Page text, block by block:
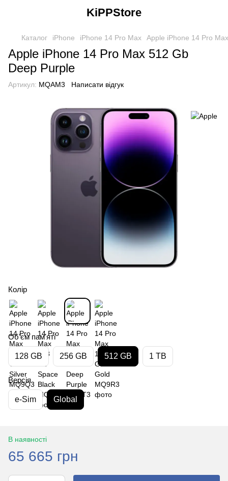
KiPPStore
Каталог iPhone iPhone 14 Pro Max Apple iPhone 14 Pro
Apple iPhone 14 Pro Max 512 Gb
Deep Purple
Артикул: MQAM3 Написати відгук
Колір
Обʼєм памʼяті
128 GB 256 GB 512 GB 1 TB
Версія
e-Sim Global
В наявності
65 665 грн